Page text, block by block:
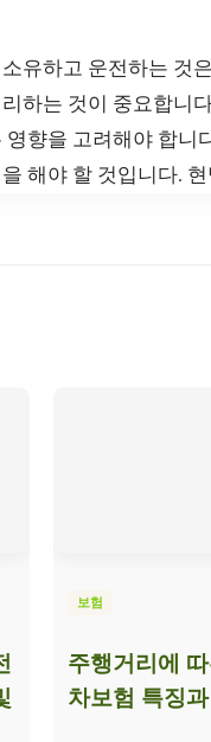
유하고 운전하는 것
하는 것이 중요합니
영향을 고려해야 합니
해야 할 것입니다.
보험
주행거리에
차보험 특징